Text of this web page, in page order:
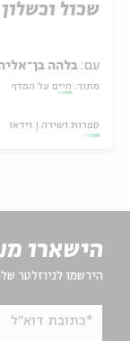
שכול
עם: בלהה
מתוך: חיים על המדף
ספרות ושירה וידאו
הישארו
הירשמו לניוזלטר
*כתובת דוא"ל